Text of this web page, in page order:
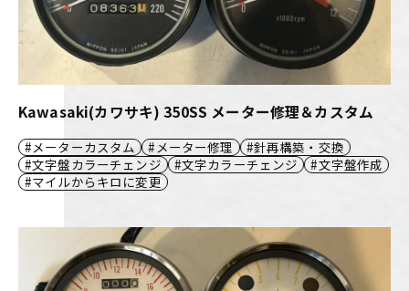
Kawasaki(カワサキ) 350SS メーター修理＆カスタム
メーターカスタム メーター修理
針再構築・交換
文字盤カラーチェンジ
文字カラーチェンジ
文字盤作成
マイルからキロに変更